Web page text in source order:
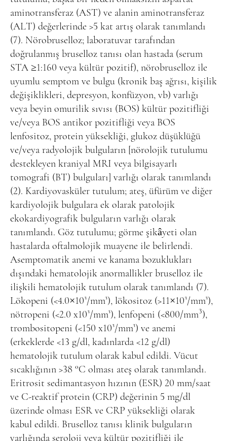
aminotransferaz (AST) ve alanin aminotransferaz
(ALT) değerlerinde >5 kat artış olarak tanımlandı
(7). Nörobruselloz; laboratuvar tarafından
doğrulanmış bruselloz tanısı olan hastada (serum
STA ≥1:160 veya kültür pozitif), nörobruselloz ile
uyumlu semptom ve bulgu (kronik baş ağrısı, kişilik
değişiklikleri, depresyon, konfüzyon, vb) varlığı
veya beyin omurilik sıvısı (BOS) kültür pozitifliği
ve/veya BOS antikor pozitifliği veya BOS
lenfositoz, protein yüksekliği, glukoz düşüklüğü
ve/veya radyolojik bulguların [nörolojik tutulumu
destekleyen kraniyal MRI veya bilgisayarlı
tomografi (BT) bulguları] varlığı olarak tanımlandı
(2). Kardiyovasküler tutulum; ateş, üfürüm ve diğer
kardiyolojik bulgulara ek olarak patolojik
ekokardiyografik bulguların varlığı olarak
tanımlandı. Göz tutulumu; görme şikâyeti olan
hastalarda oftalmolojik muayene ile belirlendi.
Asemptomatik anemi ve kanama bozuklukları
dışındaki hematolojik anormallikler bruselloz ile
ilişkili hematolojik tutulum olarak tanımlandı (7).
Lökopeni (<4.0×10³/mm³), lökositoz (>11×10³/mm³),
nötropeni (<2.0 x10³/mm³), lenfopeni (<800/mm3 ),
trombositopeni (<150 x10³/mm³) ve anemi
(erkeklerde <13 g/dl, kadınlarda <12 g/dl)
hematolojik tutulum olarak kabul edildi. Vücut
sıcaklığının >38 °C olması ateş olarak tanımlandı.
Eritrosit sedimantasyon hızının (ESR) 20 mm/saat
ve C-reaktif protein (CRP) değerinin 5 mg/dl
üzerinde olması ESR ve CRP yüksekliği olarak
kabul edildi. Bruselloz tanısı klinik bulguların
varlığında seroloji veya kültür pozitifliği ile